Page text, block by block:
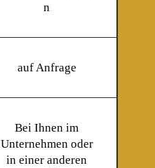
n
auf Anfrage
Bei Ihnen im
Unternehmen oder
in einer anderen